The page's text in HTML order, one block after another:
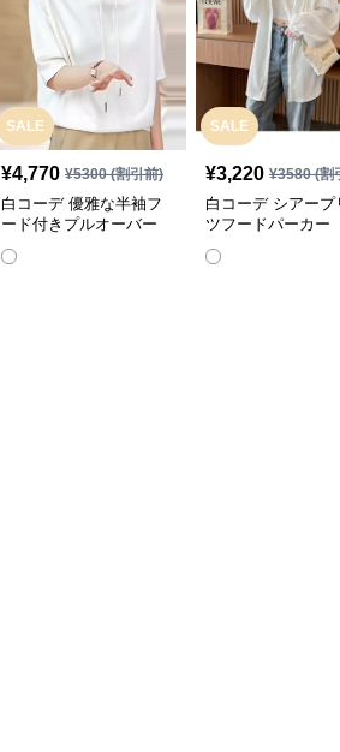
SALE
¥4,770 ¥5300(割引前)
白コーデ 優雅な半袖フ
ード付きプルオーバー
SALE
¥3,220 ¥3580(割
白コーデ シアープ
ツフードパーカー